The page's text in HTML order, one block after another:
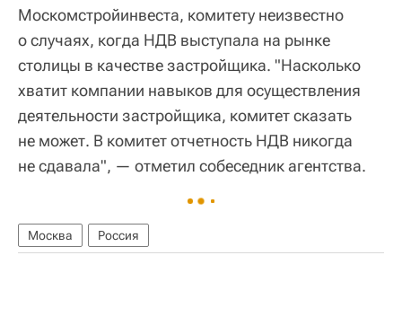
Москомстройинвеста, комитету неизвестно
о случаях, когда НДВ выступала на рынке
столицы в качестве застройщика. "Насколько
хватит компании навыков для осуществления
деятельности застройщика, комитет сказать
не может. В комитет отчетность НДВ никогда
не сдавала", — отметил собеседник агентства.
Москва Россия